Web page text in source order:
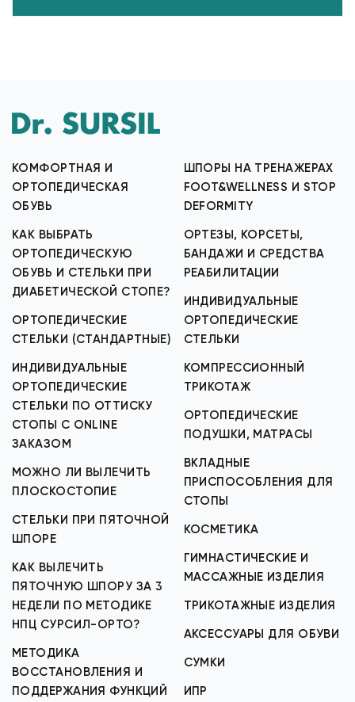
КОМФОРТНАЯ И
ОРТОПЕДИЧЕСКАЯ
ОБУВЬ
КАК ВЫБРАТЬ
ОРТОПЕДИЧЕСКУЮ
ОБУВЬ И СТЕЛЬКИ ПРИ
ДИАБЕТИЧЕСКОЙ СТОПЕ?
ОРТОПЕДИЧЕСКИЕ
СТЕЛЬКИ (СТАНДАРТНЫЕ)
ИНДИВИДУАЛЬНЫЕ
ОРТОПЕДИЧЕСКИЕ
СТЕЛЬКИ ПО ОТТИСКУ
СТОПЫ С ONLINE
ЗАКАЗОМ
МОЖНО ЛИ ВЫЛЕЧИТЬ
ПЛОСКОСТОПИЕ
СТЕЛЬКИ ПРИ ПЯТОЧНОЙ
ШПОРЕ
КАК ВЫЛЕЧИТЬ
ПЯТОЧНУЮ ШПОРУ ЗА 3
НЕДЕЛИ ПО МЕТОДИКЕ
НПЦ СУРСИЛ-ОРТО?
МЕТОДИКА
ВОССТАНОВЛЕНИЯ И
ПОДДЕРЖАНИЯ ФУНКЦИЙ
ШПОРЫ НА ТРЕНАЖЕРАХ
FOOT&WELLNESS И STOP
DEFORMITY
ОРТЕЗЫ, КОРСЕТЫ,
БАНДАЖИ И СРЕДСТВА
РЕАБИЛИТАЦИИ
ИНДИВИДУАЛЬНЫЕ
ОРТОПЕДИЧЕСКИЕ
СТЕЛЬКИ
КОМПРЕССИОННЫЙ
ТРИКОТАЖ
ОРТОПЕДИЧЕСКИЕ
ПОДУШКИ, МАТРАСЫ
ВКЛАДНЫЕ
ПРИСПОСОБЛЕНИЯ ДЛЯ
СТОПЫ
КОСМЕТИКА
ГИМНАСТИЧЕСКИЕ И
МАССАЖНЫЕ ИЗДЕЛИЯ
ТРИКОТАЖНЫЕ ИЗДЕЛИЯ
АКСЕССУАРЫ ДЛЯ ОБУВИ
СУМКИ
ИПР